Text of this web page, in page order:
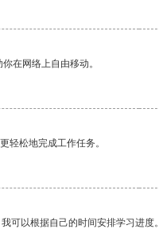
在网络上自由移动。
轻松地完成工作任务。
可以根据自己的时间安排学习进度。